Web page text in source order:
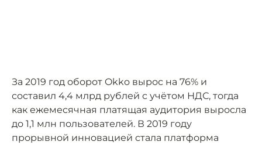
За 2019 год оборот Okko вырос на 76% и
составил 4,4 млрд рублей с учётом НДС, тогда
как ежемесячная платящая аудитория выросла
до 1,1 млн пользователей. В 2019 году
прорывной инновацией стала платформа